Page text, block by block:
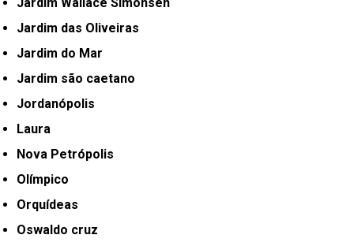
Jardim das Oliveiras
Jardim do Mar
Jardim são caetano
Jordanópolis
Laura
Nova Petrópolis
Olímpico
Orquídeas
Oswaldo cruz